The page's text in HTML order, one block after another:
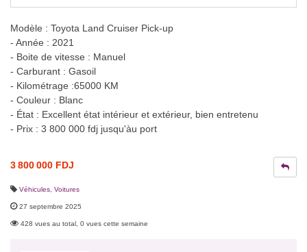
Modèle : Toyota Land Cruiser Pick-up
- Année : 2021
- Boite de vitesse : Manuel
- Carburant : Gasoil
- Kilométrage :65000 KM
- Couleur : Blanc
- État : Excellent état intérieur et extérieur, bien entretenu
- Prix : 3 800 000 fdj jusqu'àu port
3 800 000 FDJ
Véhicules Voitures
27 septembre 2025
428 vues au total, 0 vues cette semaine